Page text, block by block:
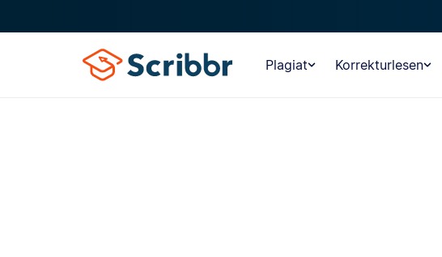
Plagiat Korrekturlesen